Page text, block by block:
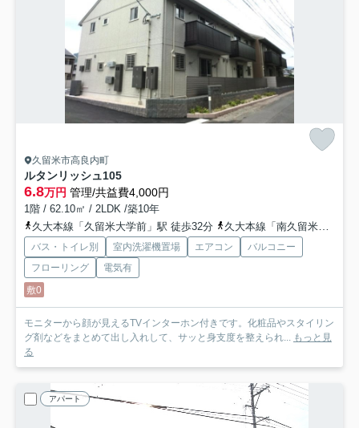
久留米市高良内町
ルタンリッシュ105
6.8万円 管理/共益費4,000円
1階 / 62.10㎡ / 2LDK /築10年
久大本線「久留米大学前」駅 徒歩32分
久大本線「南久留米」駅 徒歩37分
バス・トイレ別 室内洗濯機置場 エアコン
バルコニー
フローリング
電気有
敷0
モニターから顔が見えるTVインターホン付きです。化粧品やスタイリン
グ剤などをまとめて出し入れして、サッと身支度を整えられ... もっと見
る
アパート